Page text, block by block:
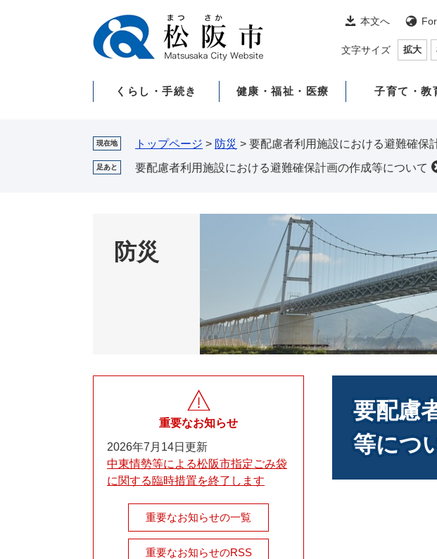
本文へ
文字サイズ 拡大
くらし・手続き 健康・福祉・医療 子育て・教
現在地 トップページ > 防災 > 要配慮者利用施設における避難確保
足あと 要配慮者利用施設における避難確保計画の作成等について
防災
要配慮
等につ
重要なお知らせ
2026年7月14日更新
中東情勢等による松阪市指定ごみ袋
に関する臨時措置を終了します
重要なお知らせの一覧
重要なお知らせのRSS